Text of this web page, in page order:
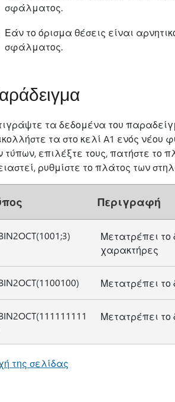
σφάλματος.
Εάν το όρισμα θέσεις είναι
σφάλματος.
τα δεδομένα του
τα στο κελί A1 ενός
τύπων, επιλέξτε τους, πατήστε το
ρυθμίστε το πλάτος των
Περιγραφή
Μετατρέπει το
χαρακτήρες
Μετατρέπει το
Μετατρέπει το
της σελίδας